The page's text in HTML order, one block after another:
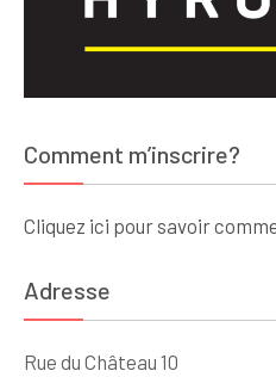
Comment m’inscrire?
Cliquez ici pour savoir
Adresse
Rue du Château 10